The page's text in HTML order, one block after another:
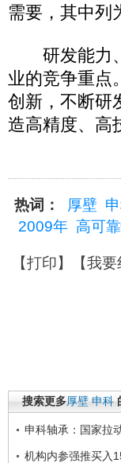
需要，其中列
研发能力、
业的竞争重点
创新，不断研
造高精度、高
热词： 厚壁
2009年 高可
【打印】【我要
搜索更多厚壁 申科
申科轴承：国家拉
机构内参强推买入